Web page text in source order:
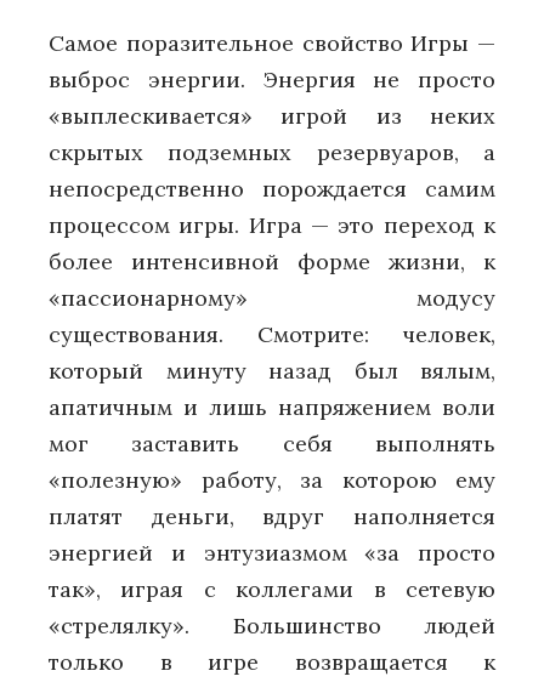
Самое поразительное свойство Игры —
выброс энергии. Энергия не просто
«выплескивается» игрой из неких
скрытых подземных резервуаров, а
непосредственно порождается самим
процессом игры. Игра — это переход к
более интенсивной форме жизни, к
«пассионарному» модусу
существования. Смотрите: человек,
который минуту назад был вялым,
апатичным и лишь напряжением воли
мог заставить себя выполнять
«полезную» работу, за которою ему
платят деньги, вдруг наполняется
энергией и энтузиазмом «за просто
так», играя с коллегами в сетевую
«стрелялку». Большинство людей
только в игре возвращается к